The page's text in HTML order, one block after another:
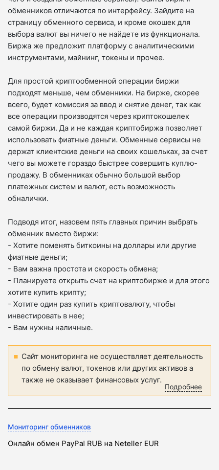
обменников отличаются по интерфейсу. Зайдите на
страницу обменного сервиса, и кроме окошек для
выбора валют вы ничего не найдете из функционала.
Биржа же предложит платформу с аналитическими
инструментами, майнинг, токены и прочее.
Для простой криптообменной операции биржи
подходят меньше, чем обменники. На бирже, скорее
всего, будет комиссия за ввод и снятие денег, так как
все операции производятся через криптокошелек
самой биржи. Да и не каждая криптобиржа позволяет
использовать фиатные деньги. Обменные сервисы не
держат клиентские деньги на своих кошельках, за счет
чего вы можете гораздо быстрее совершить куплю-
продажу. В обменниках обычно большой выбор
платежных систем и валют, есть возможность
обналички.
Подводя итог, назовем пять главных причин выбрать
обменник вместо биржи:
- Хотите поменять биткоины на доллары или другие
фиатные деньги;
- Вам важна простота и скорость обмена;
- Планируете открыть счет на криптобирже и для этого
хотите купить крипту;
- Хотите один раз купить криптовалюту, чтобы
инвестировать в нее;
- Вам нужны наличные.
Сайт мониторинга не осуществляет деятельность
по обмену валют, токенов или других активов а
также не оказывает финансовых услуг.
Подробнее
Мониторинг обменников
Онлайн обмен PayPal RUB на Neteller EUR